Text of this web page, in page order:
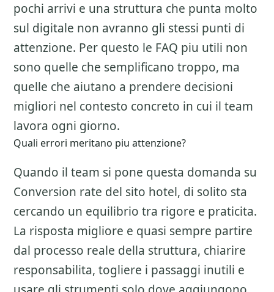
pochi arrivi e una struttura che punta molto
sul digitale non avranno gli stessi punti di
attenzione. Per questo le FAQ piu utili non
sono quelle che semplificano troppo, ma
quelle che aiutano a prendere decisioni
migliori nel contesto concreto in cui il team
lavora ogni giorno.
Quali errori meritano piu attenzione?
Quando il team si pone questa domanda su
Conversion rate del sito hotel, di solito sta
cercando un equilibrio tra rigore e praticita.
La risposta migliore e quasi sempre partire
dal processo reale della struttura, chiarire
responsabilita, togliere i passaggi inutili e